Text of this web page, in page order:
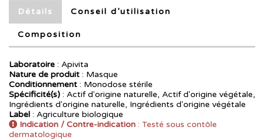
Détails Conseil d’utilisation
Composition
Laboratoire : Apivita
Nature de produit : Masque
Conditionnement : Monodose stérile
Spécificité(s) : Actif d'origine naturelle, Actif d'origine végétale,
Ingrédients d'origine naturelle, Ingrédients d'origine végétale
Label : Agriculture biologique
Indication / Contre-indication : Testé sous contôle
dermatologique